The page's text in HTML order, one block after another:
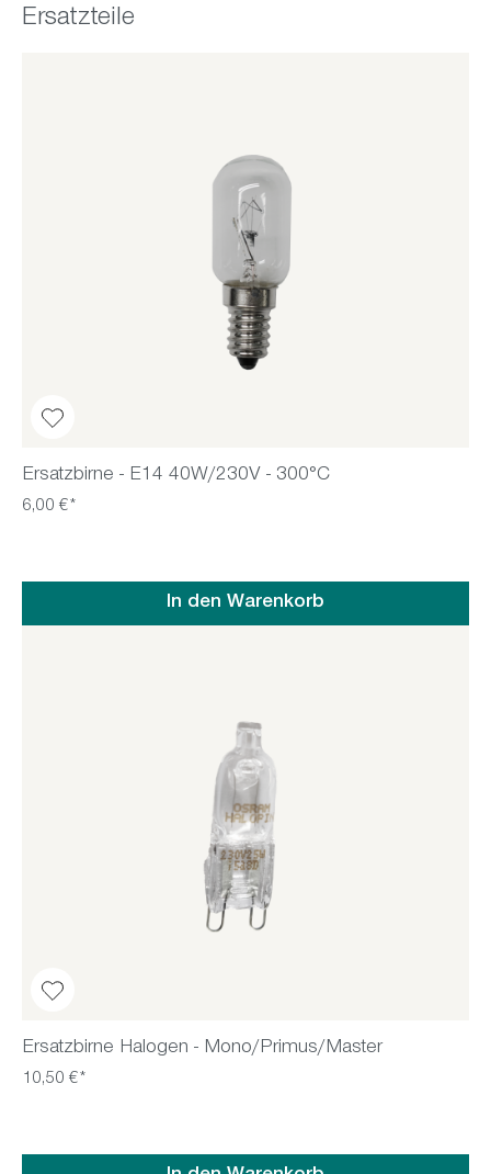
Produktgalerie überspringen
Ersatzteile
Ersatzbirne - E14 40W/230V - 300°C
6,00 €*
In den Warenkorb
Ersatzbirne Halogen - Mono/Primus/Master
10,50 €*